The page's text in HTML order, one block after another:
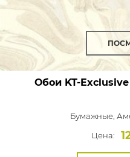
Обои KT-
Бумажные,
Цена: